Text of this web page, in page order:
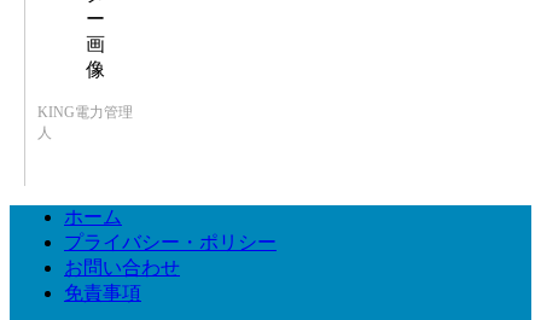
KING電力管理
人
ホーム
プライバシー・ポリシー
お問い合わせ
免責事項